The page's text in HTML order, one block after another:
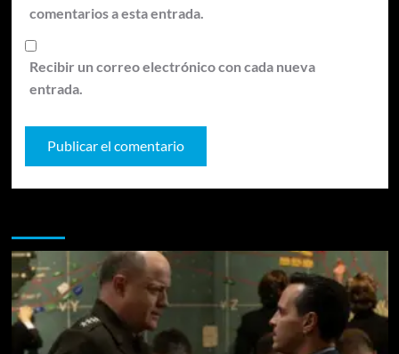
comentarios a esta entrada.
Recibir un correo electrónico con cada nueva
entrada.